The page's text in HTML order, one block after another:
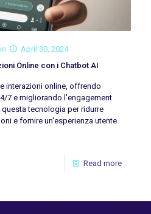
April 30, 2024
Online con i Chatbot AI
interazioni online, offrendo
7 e migliorando l'engagement
tecnologia per ridurre
e fornire un'esperienza utente
Read more